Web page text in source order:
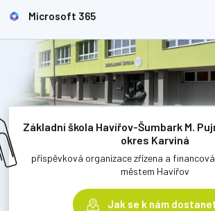
Microsoft 365
Základní škola Havířov-Šumbark M.
okres Karviná
příspěvková organizace zřízena a
městem Havířov
Jak se k nám